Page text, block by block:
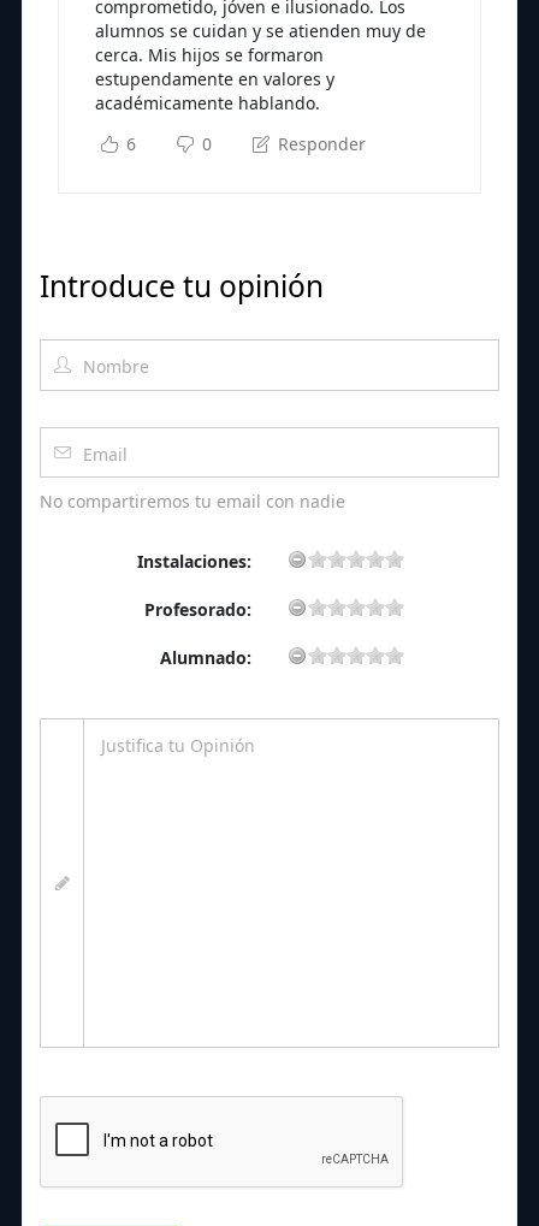
comprometido, jóven e ilusionado. Los
alumnos se cuidan y se atienden muy de
cerca. Mis hijos se formaron
estupendamente en valores y
académicamente hablando.
6
0 Responder
Introduce tu opinión
No compartiremos tu email con nadie
Instalaciones:
Profesorado:
Alumnado: